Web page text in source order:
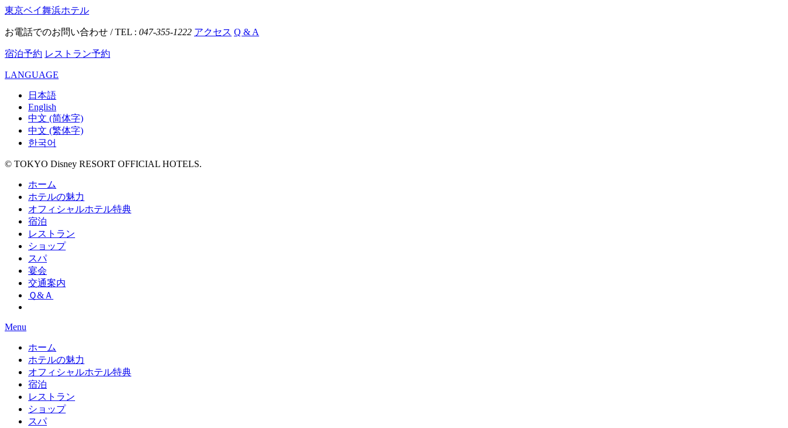
東京ベイ舞浜ホテル
お電話でのお問い合わせ / TEL : 047-355-1222 アクセス Q & A
宿泊予約 レストラン予約
LANGUAGE
日本語
English
中文 (简体字)
中文 (繁体字)
한국어
© TOKYO Disney RESORT OFFICIAL HOTELS.
ホーム
ホテルの魅力
オフィシャルホテル特典
宿泊
レストラン
ショップ
スパ
宴会
交通案内
Ｑ&Ａ
Menu
ホーム
ホテルの魅力
オフィシャルホテル特典
宿泊
レストラン
ショップ
スパ